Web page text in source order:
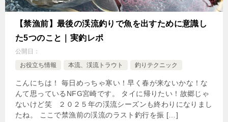
【禁漁前】最後の渓流釣りで魚を出すために意識し
た5つのこと｜実釣レポ
公開日：
お役立ち情報
本流、渓流トラウト 釣りテクニック
こんにちは！ 毎日めっちゃ寒い！早く春が来ないかな！な
んて思っているNFG宮崎です。 タイに帰りたい！故郷じゃ
ないけど笑 ２０２５年の渓流シーズンも終わりになりまし
たね。 ここで禁漁前の渓流のラスト釣行を振 […]